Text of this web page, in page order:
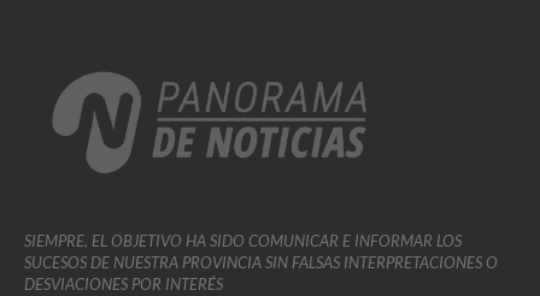
SIEMPRE, EL OBJETIVO HA SIDO COMUNICAR E INFORMAR LOS
SUCESOS DE NUESTRA PROVINCIA SIN FALSAS INTERPRETACIONES O
DESVIACIONES POR INTERÉS